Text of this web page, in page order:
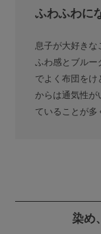
ふわふわに
息子が大好きな
ふわ感とブルー
でよく布団をけ
からは通気性が
ていることが多
染め